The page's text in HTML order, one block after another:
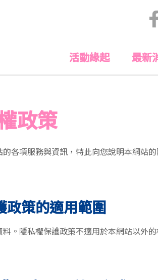
活動緣起 最新
政策
各項服務與資訊，特此向您說明本網站
政策的適用範圍
。隱私權保護政策不適用於本網站以外